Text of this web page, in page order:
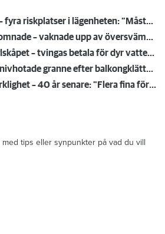
Så undviker du mögel – fyra riskplatser i lägenheten: ”Måste städa bort”
Satte på vattnet och somnade – vaknade upp av översvämning hos grannen
Rensade inte hålet i kylskåpet – tvingas betala för dyr vattenskada
Naken gängkriminell knivhotade granne efter balkongklättring
Kompisdealen blev verklighet – 40 år senare: "Flera fina fördelar med att dela bostad"
tips eller synpunkter på vad du vill